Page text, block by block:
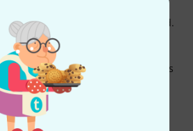
MD 421 vor, das bis heute
nach wie vor sehr geschätzt wird.
wie beispielsweise dem
Mikrofonklassiker MD 441
international überzeugen, sodass
der führenden Hersteller für
ist.